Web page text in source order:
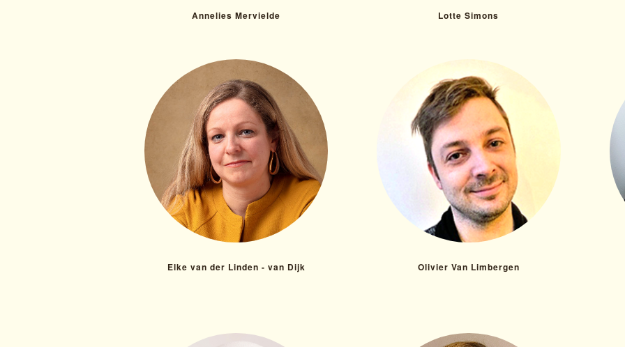
Annelies Mervielde Lotte Simons
Elke van der Linden - van Dijk Olivier Van Limbergen